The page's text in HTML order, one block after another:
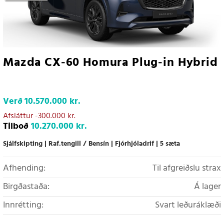
Mazda CX-60 Homura Plug-in Hybrid
Verð10.570.000 kr.
Afsláttur-300.000 kr.
Tilboð10.270.000 kr.
Sjálfskipting Raf.tengill / Bensín Fjórhjóladrif 5 sæta
Afhending:
Til afgreiðslu strax
Birgðastaða:
Á lager
Innrétting:
Svart leðuráklæði